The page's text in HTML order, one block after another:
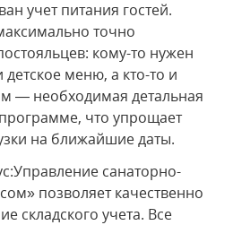
учет питания гостей.
точно
кому-то нужен
меню, а кто-то и
— необходимая детальная
что упрощает
на ближайшие даты.
санаторно-
позволяет качественно
складского учета. Все